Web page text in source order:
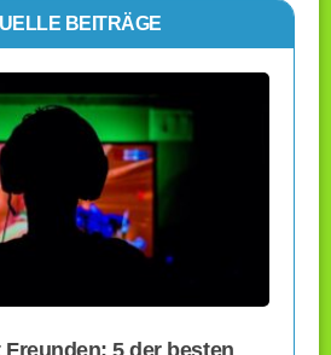
BEITRÄGE